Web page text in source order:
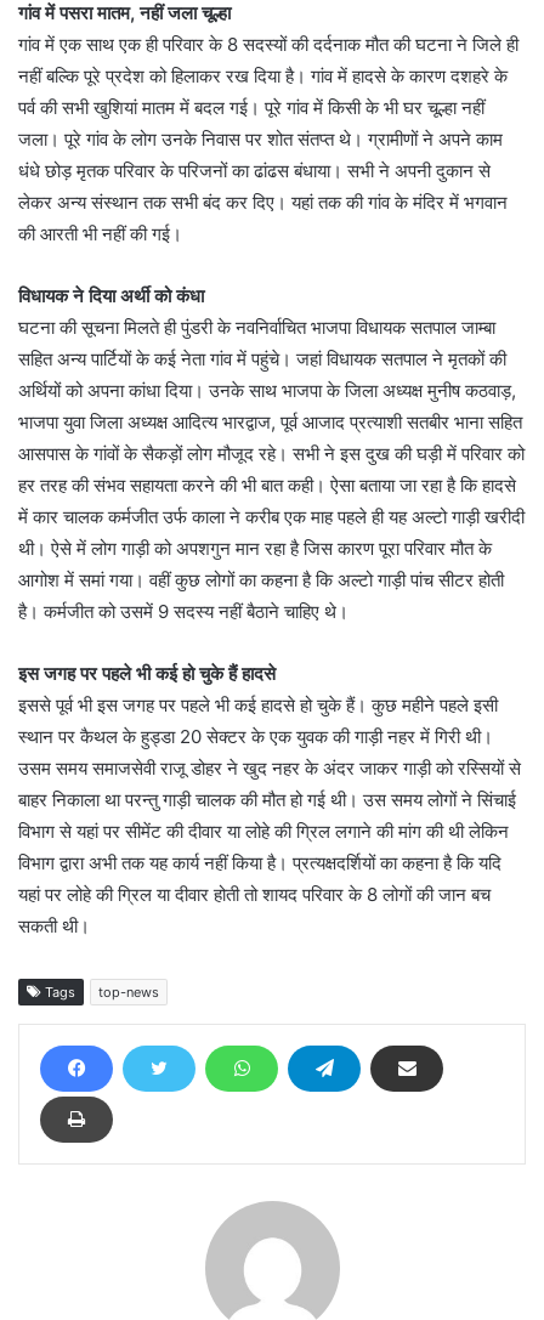
गांव में पसरा मातम, नहीं जला चूल्हा
गांव में एक साथ एक ही परिवार के 8 सदस्यों की दर्दनाक मौत की घटना ने जिले ही
नहीं बल्कि पूरे प्रदेश को हिलाकर रख दिया है। गांव में हादसे के कारण दशहरे के
पर्व की सभी खुशियां मातम में बदल गई। पूरे गांव में किसी के भी घर चूल्हा नहीं
जला। पूरे गांव के लोग उनके निवास पर शोत संतप्त थे। ग्रामीणों ने अपने काम
धंधे छोड़ मृतक परिवार के परिजनों का ढांढस बंधाया। सभी ने अपनी दुकान से
लेकर अन्य संस्थान तक सभी बंद कर दिए। यहां तक की गांव के मंदिर में भगवान
की आरती भी नहीं की गई।
विधायक ने दिया अर्थी को कंधा
घटना की सूचना मिलते ही पुंडरी के नवनिर्वाचित भाजपा विधायक सतपाल जाम्बा
सहित अन्य पार्टियों के कई नेता गांव में पहुंचे। जहां विधायक सतपाल ने मृतकों की
अर्थियों को अपना कांधा दिया। उनके साथ भाजपा के जिला अध्यक्ष मुनीष कठवाड़,
भाजपा युवा जिला अध्यक्ष आदित्य भारद्वाज, पूर्व आजाद प्रत्याशी सतबीर भाना सहित
आसपास के गांवों के सैकड़ों लोग मौजूद रहे। सभी ने इस दुख की घड़ी में परिवार को
हर तरह की संभव सहायता करने की भी बात कही। ऐसा बताया जा रहा है कि हादसे
में कार चालक कर्मजीत उर्फ काला ने करीब एक माह पहले ही यह अल्टो गाड़ी खरीदी
थी। ऐसे में लोग गाड़ी को अपशगुन मान रहा है जिस कारण पूरा परिवार मौत के
आगोश में समां गया। वहीं कुछ लोगों का कहना है कि अल्टो गाड़ी पांच सीटर होती
है। कर्मजीत को उसमें 9 सदस्य नहीं बैठाने चाहिए थे।
इस जगह पर पहले भी कई हो चुके हैं हादसे
इससे पूर्व भी इस जगह पर पहले भी कई हादसे हो चुके हैं। कुछ महीने पहले इसी
स्थान पर कैथल के हुड्डा 20 सेक्टर के एक युवक की गाड़ी नहर में गिरी थी।
उसम समय समाजसेवी राजू डोहर ने खुद नहर के अंदर जाकर गाड़ी को रस्सियों से
बाहर निकाला था परन्तु गाड़ी चालक की मौत हो गई थी। उस समय लोगों ने सिंचाई
विभाग से यहां पर सीमेंट की दीवार या लोहे की ग्रिल लगाने की मांग की थी लेकिन
विभाग द्वारा अभी तक यह कार्य नहीं किया है। प्रत्यक्षदर्शियों का कहना है कि यदि
यहां पर लोहे की ग्रिल या दीवार होती तो शायद परिवार के 8 लोगों की जान बच
सकती थी।
Tags top-news